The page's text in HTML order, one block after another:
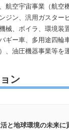
航空宇宙事業（航空
ジン、汎用ガスター
械、ボイラ、環境装
ギー車、多用途四輪
、油圧機器事業等を
ン
と地球環境の未来